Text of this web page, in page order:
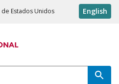
Estados Unidos English